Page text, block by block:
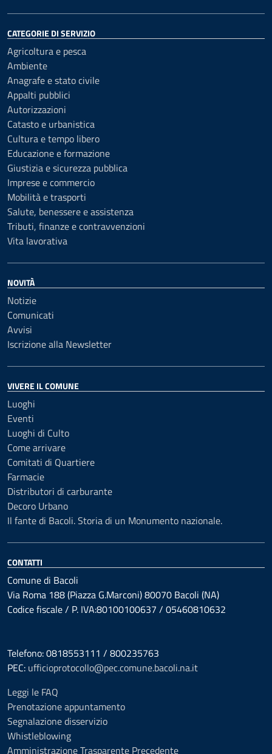
CATEGORIE DI SERVIZIO
Agricoltura e pesca
Ambiente
Anagrafe e stato civile
Appalti pubblici
Autorizzazioni
Catasto e urbanistica
Cultura e tempo libero
Educazione e formazione
Giustizia e sicurezza pubblica
Imprese e commercio
Mobilità e trasporti
Salute, benessere e assistenza
Tributi, finanze e contravvenzioni
Vita lavorativa
NOVITÀ
Notizie
Comunicati
Avvisi
Iscrizione alla Newsletter
VIVERE IL COMUNE
Luoghi
Eventi
Luoghi di Culto
Come arrivare
Comitati di Quartiere
Farmacie
Distributori di carburante
Decoro Urbano
Il fante di Bacoli. Storia di un Monumento nazionale.
CONTATTI
Comune di Bacoli
Via Roma 188 (Piazza G.Marconi) 80070 Bacoli (NA)
Codice fiscale / P. IVA:80100100637 / 05460810632
Telefono: 0818553111 / 800235763
PEC: ufficioprotocollo@pec.comune.bacoli.na.it
Leggi le FAQ
Prenotazione appuntamento
Segnalazione disservizio
Whistleblowing
Amministrazione Trasparente Precedente